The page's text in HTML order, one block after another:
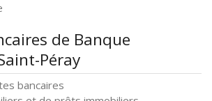
de Banque
Péray
bancaires